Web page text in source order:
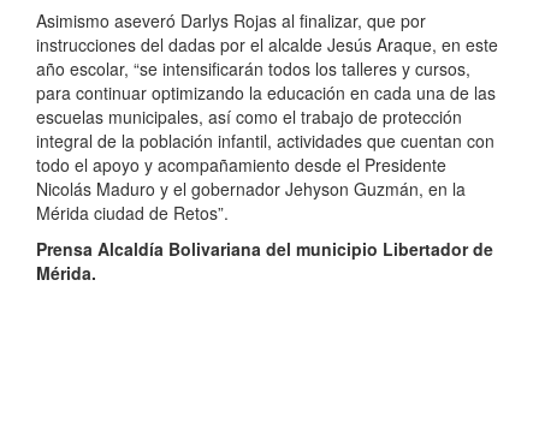
Asimismo aseveró Darlys Rojas al finalizar, que por
instrucciones del dadas por el alcalde Jesús Araque, en este
año escolar, “se intensificarán todos los talleres y cursos,
para continuar optimizando la educación en cada una de las
escuelas municipales, así como el trabajo de protección
integral de la población infantil, actividades que cuentan con
todo el apoyo y acompañamiento desde el Presidente
Nicolás Maduro y el gobernador Jehyson Guzmán, en la
Mérida ciudad de Retos”.
Prensa Alcaldía Bolivariana del municipio Libertador de
Mérida.